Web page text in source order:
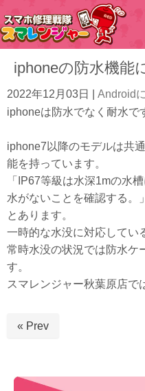
iphoneの防水機能
2022年12月03日
Android
iphoneは防水でなく耐水で
iphone7以降のモデルは共
能を持っています。
「IP67等級は水深1mの水
水がないことを確認する。」
とあります。
一時的な水没に対応してい
常時水没の状況では防水ケ
す。
スマレンジャー秋葉原店で
« Prev